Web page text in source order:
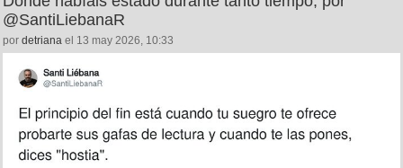
@SantiLiebanaR
por detriana el 13 may 2026, 10:33